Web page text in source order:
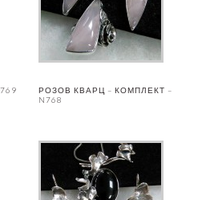
РОЗОВ КВАРЦ – КОМПЛЕКТ –
N768